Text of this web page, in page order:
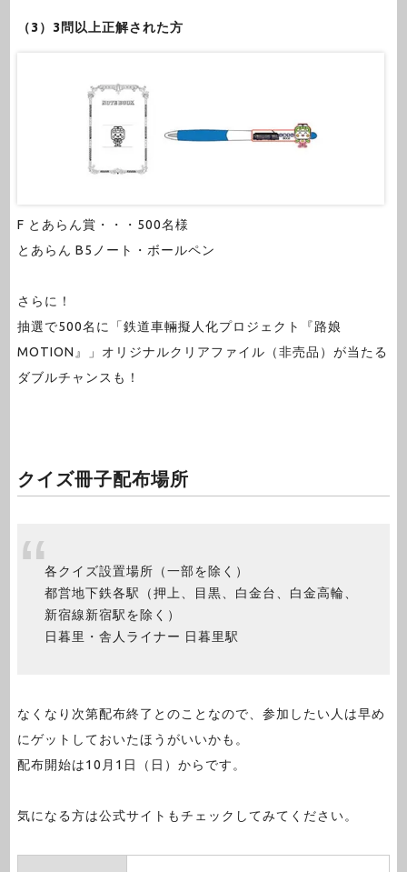
（3）3問以上正解された方
F とあらん賞・・・500名様
とあらん B5ノート・ボールペン
さらに！
抽選で500名に「鉄道車輛擬人化プロジェクト『路娘
MOTION』」オリジナルクリアファイル（非売品）が当たる
ダブルチャンスも！
クイズ冊子配布場所
各クイズ設置場所（一部を除く）
都営地下鉄各駅（押上、目黒、白金台、白金高輪、
新宿線新宿駅を除く）
日暮里・舎人ライナー 日暮里駅
なくなり次第配布終了とのことなので、参加したい人は早め
にゲットしておいたほうがいいかも。
配布開始は10月1日（日）からです。
気になる方は公式サイトもチェックしてみてください。